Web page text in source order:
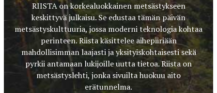
RIISTA on korkealuokkainen metsästykseen
keskittyvä julkaisu. Se edustaa tämän päivän
metsästyskulttuuria, jossa moderni teknologia kohtaa
perinteen. Riista käsittelee aihepiiriään
mahdollisimman laajasti ja yksityiskohtaisesti sekä
pyrkii antamaan lukijoille uutta tietoa. Riista on
metsästyslehti, jonka sivuilta huokuu aito
erätunnelma.